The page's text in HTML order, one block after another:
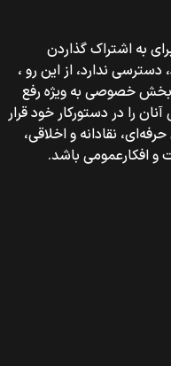
به اشتراک گذاردن
دسترسی ندارد، از این رو ،
بخش خصوصی به ویژه رفع
را در دستورکار خود قرار
نقادانه و اخلاقی،
افکارعمومی باشد.